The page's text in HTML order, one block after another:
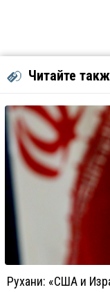
Читайте
Рухани: «США и